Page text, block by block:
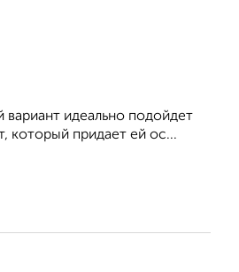
идеально подойдет
который придает ей ос...